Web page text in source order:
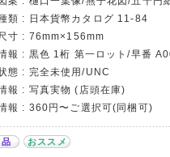
類 : 日本貨幣カタログ 11-84
寸 : 76mm×156mm
報 : 黒色 1桁 第一ロット/早番
態 : 完全未使用/UNC
報 : 写真実物 (店頭在庫)
報 : 360円〜ご選択可(同梱可)
おススメ